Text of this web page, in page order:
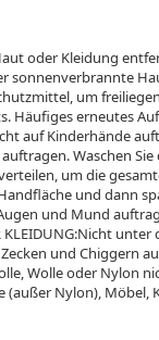
oder Kleidung
sonnenverbrannte
um
Häufiges erneutes
auf Kinderhände
Waschen
um die
und dann
und Mund
KLEIDUNG:Nicht
und Chiggern
Wolle oder Nylon
Nylon),